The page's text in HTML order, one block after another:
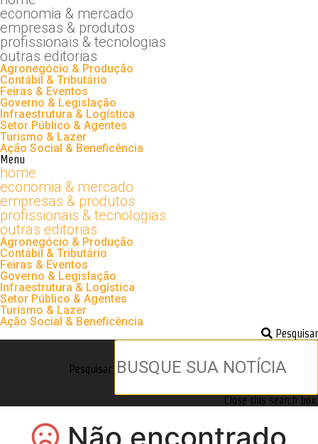
economia & mercado
empresas & produtos
profissionais & tecnologias
outras editorias
Agronegócio & Produção
Contábil & Tributário
Feiras & Eventos
Governo & Legislação
Infraestrutura & Logística
Setor Público & Agentes
Turismo & Lazer
Ação Social & Beneficência
Menu
home
economia & mercado
empresas & produtos
profissionais & tecnologias
outras editorias
Agronegócio & Produção
Contábil & Tributário
Feiras & Eventos
Governo & Legislação
Infraestrutura & Logística
Setor Público & Agentes
Turismo & Lazer
Ação Social & Beneficência
Pesquisar
Pesquisar
Close this search box.